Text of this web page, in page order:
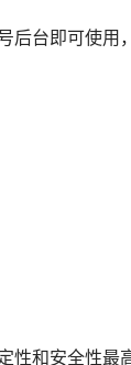
后台即可使用
性和安全性最